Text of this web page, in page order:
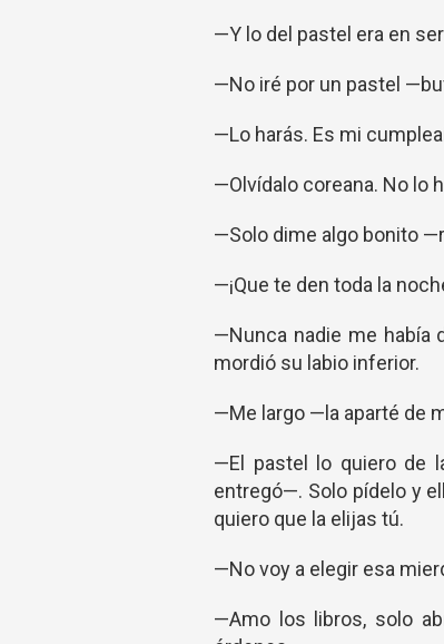
—Y lo del pastel era en
—No iré por un pastel
—Lo harás. Es mi
—Olvídalo coreana. No lo
—Solo dime algo bonito
—¡Que te den toda la
—Nunca nadie me había
mordió su labio inferior.
—Me largo —la aparté de
—El pastel lo quiero de
entregó—. Solo pídelo y
quiero que la elijas tú.
—No voy a elegir esa
—Amo los libros, solo